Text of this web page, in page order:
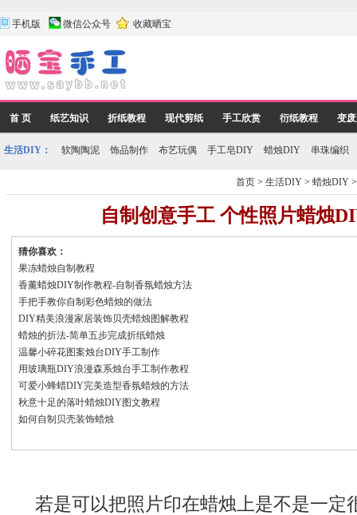
手机版 微信公众号 收藏晒宝
首 页 纸艺知识 折纸教程 现代剪纸 手工欣赏 衍纸教程 变
生活DIY： 软陶陶泥 饰品制作 布艺玩偶 手工皂DIY 蜡烛DIY 串珠编织
首页 >生活DIY >蜡烛DIY
自制创意手工 个性照片蜡烛
猜你喜欢：
果冻蜡烛自制教程
香薰蜡烛DIY制作教程-自制香氛蜡烛方法
手把手教你自制彩色蜡烛的做法
DIY精美浪漫家居装饰贝壳蜡烛图解教程
蜡烛的折法-简单五步完成折纸蜡烛
温馨小碎花图案烛台DIY手工制作
用玻璃瓶DIY浪漫森系烛台手工制作教程
可爱小蜂蜡DIY完美造型香氛蜡烛的方法
秋意十足的落叶蜡烛DIY图文教程
如何自制贝壳装饰蜡烛
若是可以把照片印在蜡烛上是不是一定